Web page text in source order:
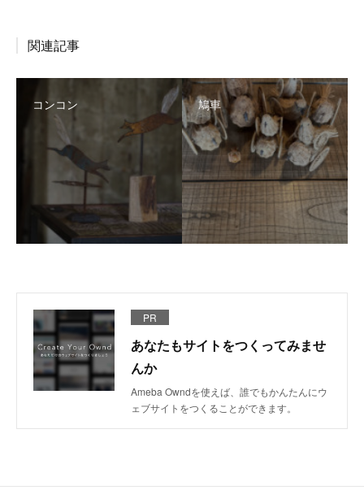
関連記事
コンコン 鳩車
PR
あなたもサイトをつくってみませ
んか
Ameba Owndを使えば、誰でもかんたんにウ
ェブサイトをつくることができます。